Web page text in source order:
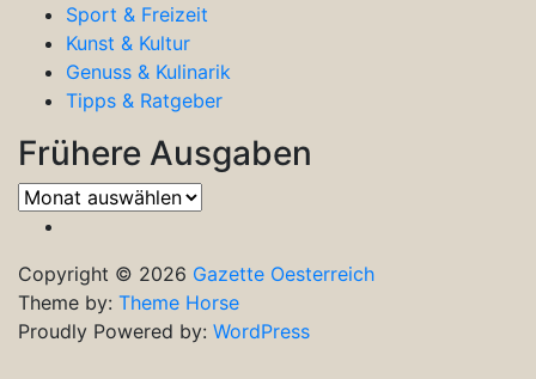
Sport & Freizeit
Kunst & Kultur
Genuss & Kulinarik
Tipps & Ratgeber
Frühere Ausgaben
Frühere
Ausgaben
Copyright © 2026 Gazette Oesterreich
Theme by: Theme Horse
Proudly Powered by: WordPress